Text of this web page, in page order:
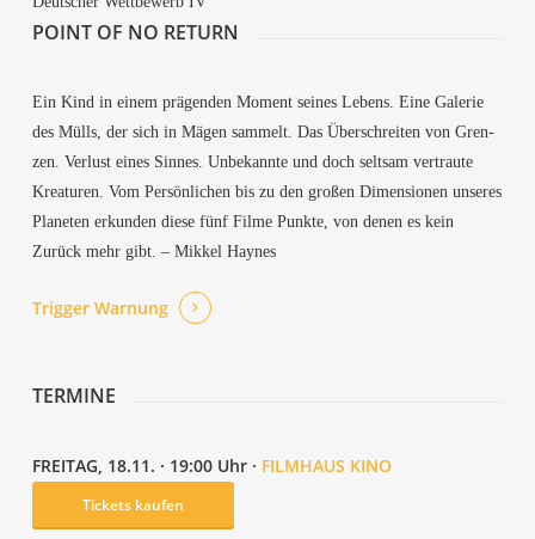
POINT OF NO RETURN
Ein Kind in einem prä­gen­den Moment sei­nes Lebens. Eine Gale­rie
des Mülls, der sich in Mägen sam­melt. Das Über­schrei­ten von Gren­
zen. Ver­lust eines Sin­nes. Unbe­kann­te und doch selt­sam ver­trau­te
Krea­tu­ren. Vom Per­sön­li­chen bis zu den gro­ßen Dimen­sio­nen unse­res
Pla­ne­ten erkun­den die­se fünf Fil­me Punk­te, von denen es kein
Zurück mehr gibt. – Mik­kel Haynes
Trig­ger Warnung
TER­MI­NE
FREI­TAG, 18.11. · 19:00 Uhr · FILM­HAUS KINO
Tickets kau­fen